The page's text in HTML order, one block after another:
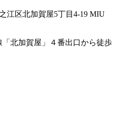
江区北加賀屋5丁目4-19 MIU
北加賀屋」４番出口から徒歩